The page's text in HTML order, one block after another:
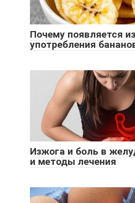
Почему появляется
употребления
Изжога и боль в
и методы лечения